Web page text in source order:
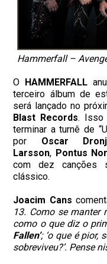
Hammerfall –
O HAMMERFALL
terceiro álbum de
será lançado no
Blast Records. Isso
terminar a turnê de
por Oscar
Larsson, Pontus
com dez canções
clássico.
Joacim Cans
13. Como se manter
como o que diz o
Fallen’; ‘o que é pior,
sobreviveu?’. Pense